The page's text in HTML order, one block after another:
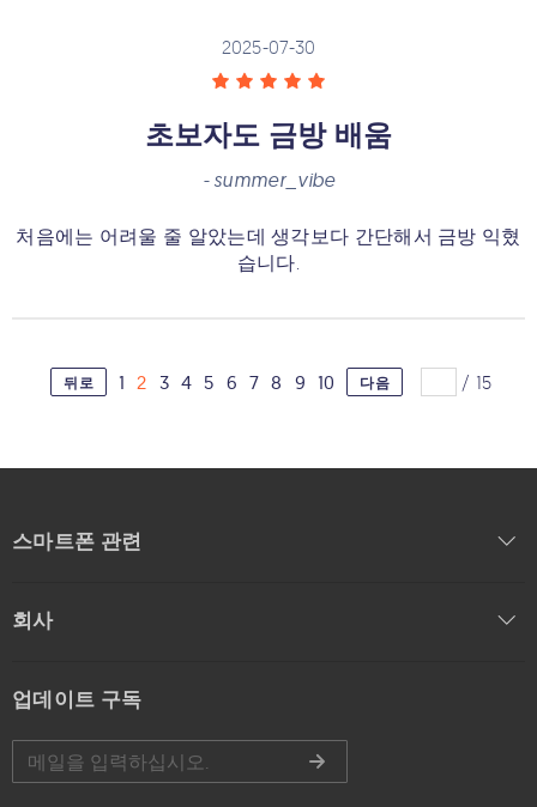
2025-07-30
초보자도 금방 배움
- summer_vibe
처음에는 어려울 줄 알았는데 생각보다 간단해서 금방 익혔
습니다.
뒤로 1 2 3 4 5 6 7 8 9 10 다음 / 15
스마트폰 관련
회사
업데이트 구독